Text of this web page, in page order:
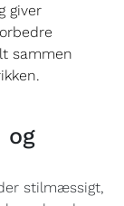
giver
sammen
og
stilmæssigt,